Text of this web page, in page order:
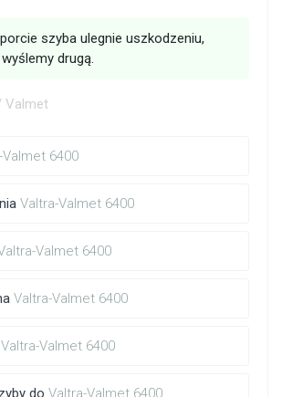
Valmet 6400
Valtra-Valmet 6400
Valmet 6400
Valtra-Valmet 6400
Valtra-Valmet 6400
do Valtra-Valmet 6400
szyba ulegnie uszkodzeniu,
drugą.
Valmet